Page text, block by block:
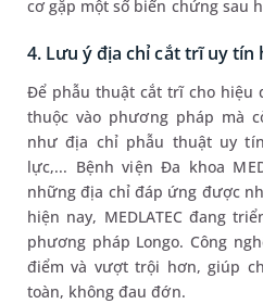
cơ gặp một số biến chứng sau
4. Lưu ý địa chỉ cắt trĩ uy tín
Để phẫu thuật cắt trĩ cho hiệu
thuộc vào phương pháp mà
như địa chỉ phẫu thuật uy
lực,... Bệnh viện Đa khoa
những địa chỉ đáp ứng được
hiện nay, MEDLATEC đang
phương pháp Longo. Công
điểm và vượt trội hơn, giúp
toàn, không đau đớn.